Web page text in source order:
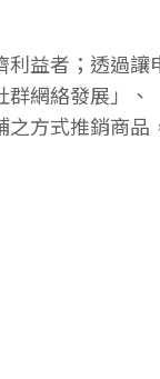
益者；透過
網絡發展」
方式推銷商